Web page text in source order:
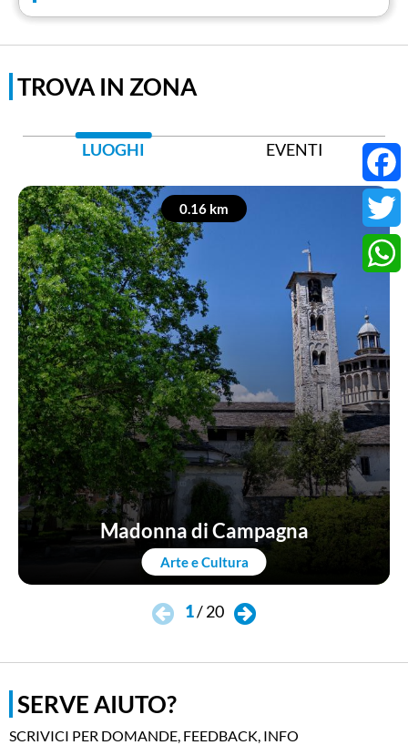
Twitter
TROVA IN ZONA
LUOGHI EVENTI
0.16 km
Arte e Cultura
Madonna di Campagna
1/20
SERVE AIUTO?
SCRIVICI PER DOMANDE, FEEDBACK, INFO